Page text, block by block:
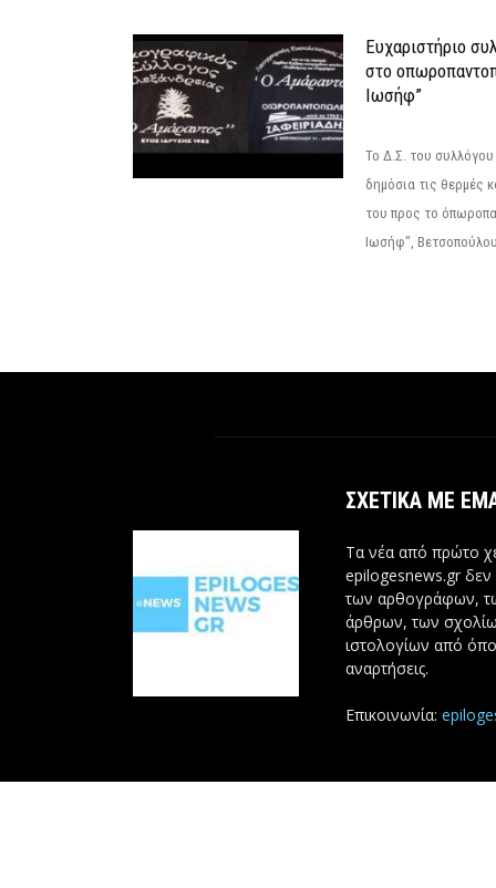
Ευχαριστήριο
στο
Ιωσήφ”
Το Δ.Σ. του
δημόσια τις θερμές
του προς το
Ιωσήφ",
ΣΧΕΤΙΚΆ ΜΕ
Τα νέα από πρώτο
epilogesnews.gr δεν
των αρθογράφων,
άρθρων, των
ιστολογίων από
αναρτήσεις.
Επικοινωνία: